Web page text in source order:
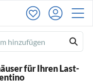
für Ihren Last-